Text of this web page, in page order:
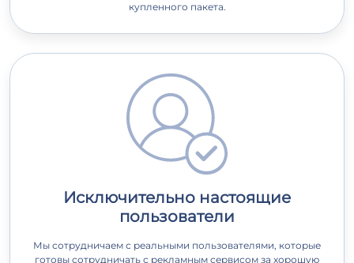
купленного пакета.
Исключительно настоящие
пользователи
Мы сотрудничаем с реальными пользователями, которые
готовы сотрудничать с рекламным сервисом за хорошую